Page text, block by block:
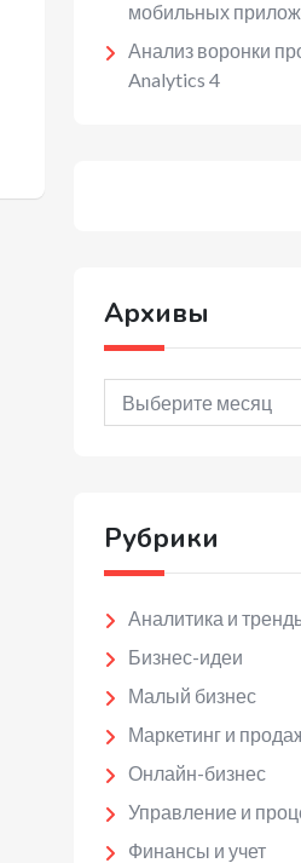
мобильных
Анализ воронки
Analytics 4
Архивы
Архивы
Рубрики
Аналитика и
Бизнес-идеи
Малый бизнес
Маркетинг и
Онлайн-бизнес
Управление и
Финансы и учет